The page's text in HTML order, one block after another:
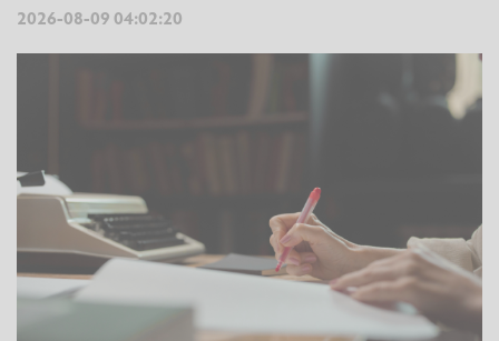
2026-08-09 04:02:20